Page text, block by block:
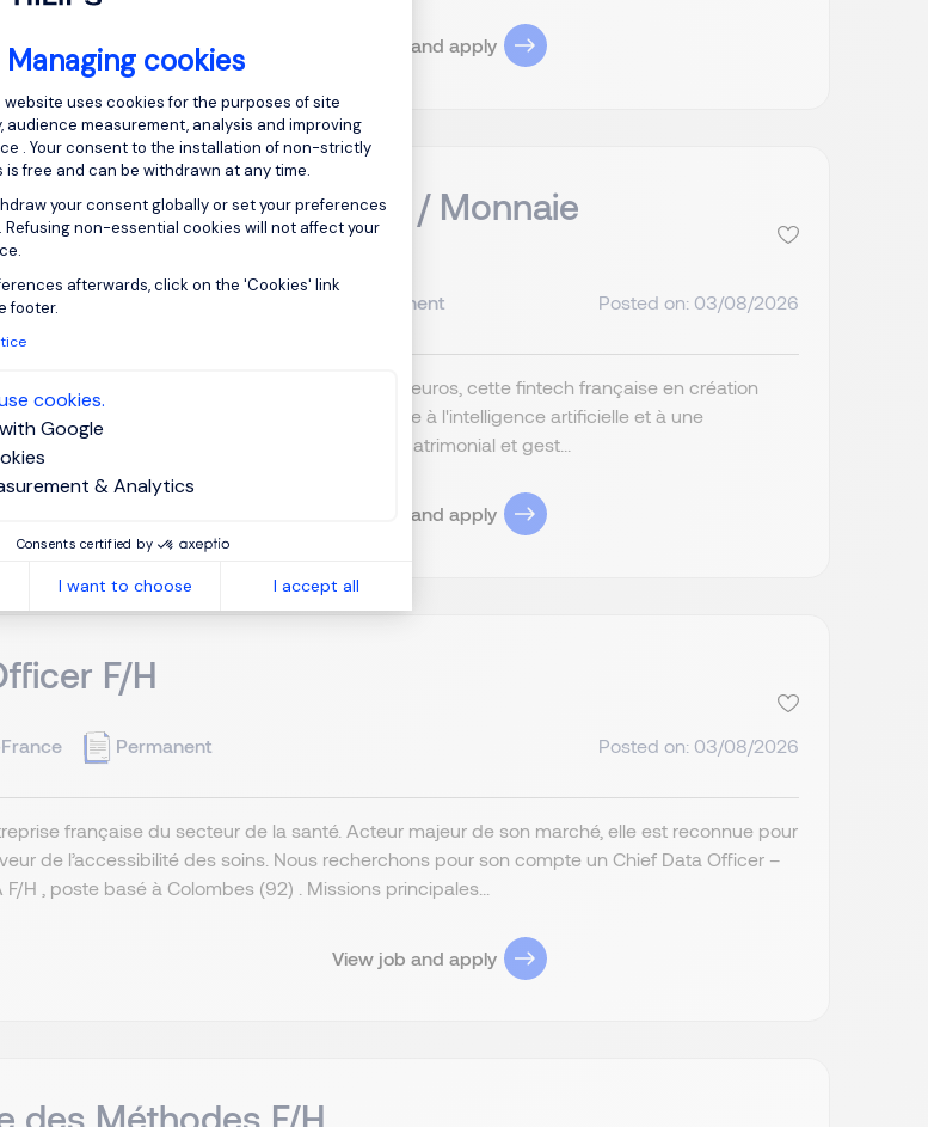
Managing cookies
Platform: Personalize Your Options
website uses cookies for the purposes of site
audience measurement, analysis and improving
. Your consent to the installation of non-strictly
free and can be withdrawn at any time.
your consent globally or set your preferences
Refusing non-essential cookies will not affect your
afterwards, click on the 'Cookies' link
footer.
cookies.
Google
& Analytics
Consents certified by
I want to choose I accept all
Axeptio consent
View job and apply
F/H – Paiements / Monnaie
Permanent Posted on: 03/08/2026
de fonds en seed de plus de 10 millions d'euros, cette fintech française en création
gestion de fortune et de l'investissement grâce à l'intelligence artificielle et à une
génération, combinant placements, conseil patrimonial et gest...
View job and apply
F/H
Permanent Posted on: 03/08/2026
française du secteur de la santé. Acteur majeur de son marché, elle est reconnue pour
de l’accessibilité des soins. Nous recherchons pour son compte un Chief Data Officer –
H , poste basé à Colombes (92) . Missions principales...
View job and apply
des Méthodes F/H